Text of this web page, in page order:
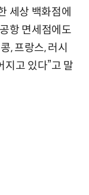
세상 백화점에
항 면세점에도
, 프랑스, 러시
지고 있다”고 말